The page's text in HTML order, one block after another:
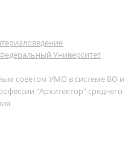
Университет
советом УМО в системе ВО и
"Архитектор" среднего